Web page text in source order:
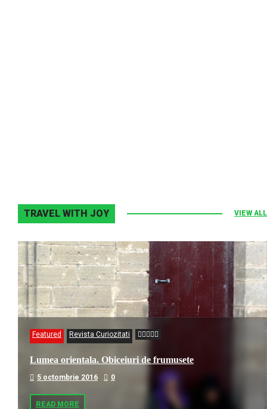
TRAVEL WITH JOY VIEW ALL
Featured Revista Curiozitati
Lumea orientala. Obiceiuri de frumusete
5 octombrie 2016 0
READ MORE